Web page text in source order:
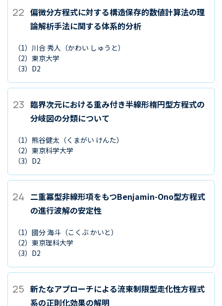
22 偏微分方程式に対する構造保存的数値計算法の理
論解析手法に関する体系的分析
（1） 川合 秀人 （かわい しゅうと）
（2） 東京大学
（3） D2
23 臨界次元における重み付き半線形楕円型方程式の
分岐図の分類について
（1） 熊谷健太 （くまがい けんた）
（2） 東京科学大学
（3） D2
24 二重冪型非線形項をもつBenjamin-Ono型方程式
の進行波解の安定性
（1） 國分 海斗 （こくぶ かいと）
（2） 東京理科大学
（3） D2
25 新たなアプローチによる流束制限型走化性方程式
系の正則化効果の解明